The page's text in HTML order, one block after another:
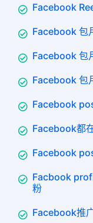
Facebook
Facebook 包
Facebook 包
Facebook 包
Facebook
Facebook都
Facebook
Facbook
粉
Facebook推